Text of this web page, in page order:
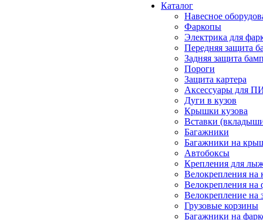
Каталог
Навесное
Фаркопы
Электрика для
Передняя защита
Задняя защита
Пороги
Защита картера
Аксессуары для
Дуги в кузов
Крышки кузова
Вставки
Багажники
Багажники на
Автобоксы
Крепления для
Велокрепления
Велокрепления на
Велокрепление на
Грузовые корзины
Багажники на